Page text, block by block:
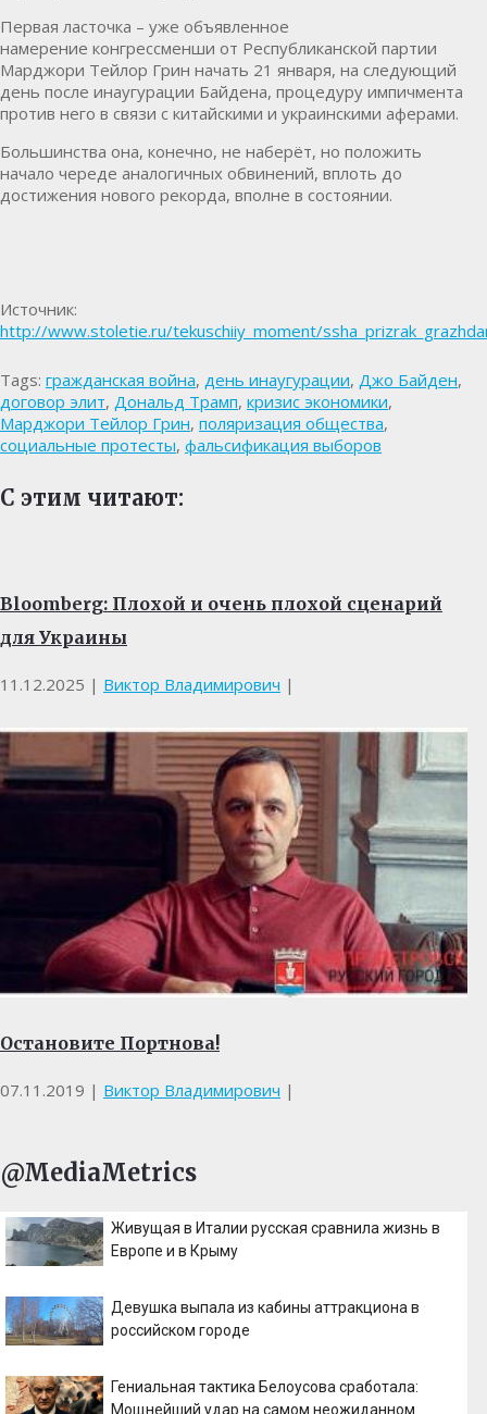
Первая ласточка – уже объявленное
намерение конгрессменши от Республиканской партии
Марджори Тейлор Грин начать 21 января, на следующий
день после инаугурации Байдена, процедуру импичмента
против него в связи с китайскими и украинскими аферами.
Большинства она, конечно, не наберёт, но положить
начало череде аналогичных обвинений, вплоть до
достижения нового рекорда, вполне в состоянии.
Источник:
http://www.stoletie.ru/tekuschiiy_moment/
Tags: гражданская война, день инаугурации, Джо Байден,
договор элит, Дональд Трамп, кризис экономики,
Марджори Тейлор Грин, поляризация общества,
социальные протесты, фальсификация выборов
С этим читают:
Bloomberg: Плохой и очень плохой сценарий
для Украины
11.12.2025 | Виктор Владимирович |
Остановите Портнова!
07.11.2019 | Виктор Владимирович |
@MediaMetrics
Живущая в Италии русская сравнила жизнь в
Европе и в Крыму
Девушка выпала из кабины аттракциона в
российском городе
Гениальная тактика Белоусова сработала:
Мощнейший удар на самом неожиданном